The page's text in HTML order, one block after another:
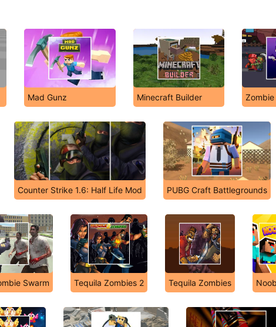
Mad Gunz Minecraft Builder
Counter Strike 1.6: Half Life Mod PUBG Craft Battlegrounds
Swarm Tequila Zombies 2 Tequila Zombies